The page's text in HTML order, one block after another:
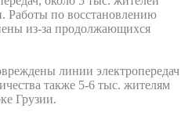
Работы по восстановлению
из-за продолжающихся
линии электропередач
также 5-6 тыс. жителям
Грузии.